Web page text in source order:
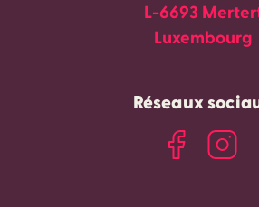
L-6693
Luxembourg
Réseaux